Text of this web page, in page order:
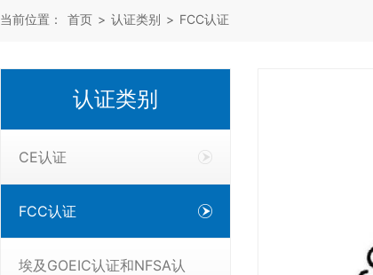
当前位置： 首页 > 认证类别 > FCC认证
认证类别
CE认证
FCC认证
埃及GOEIC认证和NFSA认